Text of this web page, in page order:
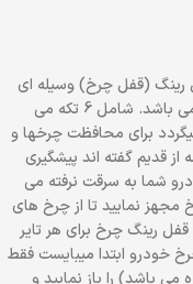
: قفل رینگ (قفل چرخ) وسیله ای
ایمن در برابر سرقت رینگ ولاستیک خودرو شما می باشد. شامل 6 تکه می
میگردد برای محافظت چرخها و
قدیم گفته اند پیشگیری
شما به سرقت نرفته می
نمایید تا از چرخ های
رینگ چرخ برای هر تایر
خودرو ابتدا میبایست فقط